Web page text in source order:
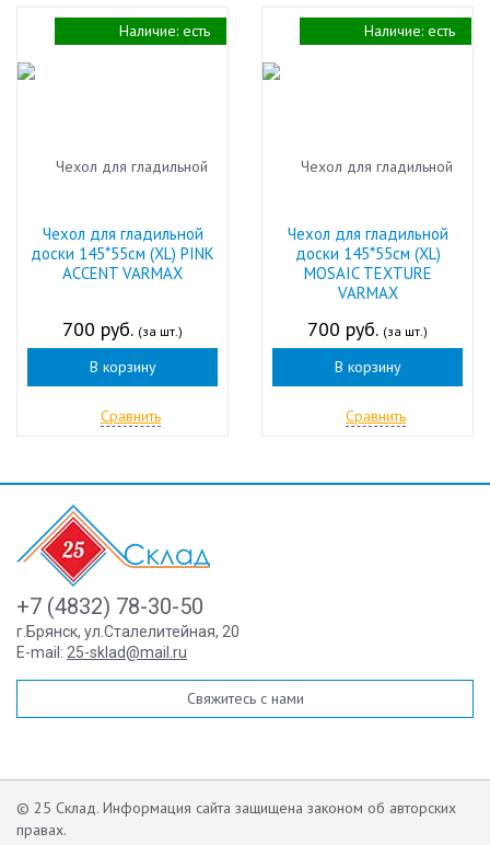
Чехол для гладильной
доски 145*55см (XL) PINK
ACCENT VARMAX
700 руб. (за шт.)
В корзину
Сравнить
Наличие: есть
Чехол для гладильной
доски 145*55см (XL)
MOSAIC TEXTURE
VARMAX
700 руб. (за шт.)
В корзину
Сравнить
Наличие: есть
+7 (4832) 78-30-50
г.Брянск, ул.Сталелитейная, 20
E-mail: 25-sklad@mail.ru
Свяжитесь с нами
© 25 Склад. Информация сайта защищена законом об авторских
правах.